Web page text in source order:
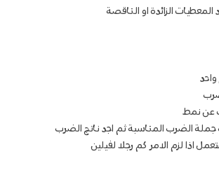
الزائدة او الناقصة
عن نمط
الضرب المناسبة ثم اجد ناتج الضرب
اذا لزم الامر كم رجلا لفيلين